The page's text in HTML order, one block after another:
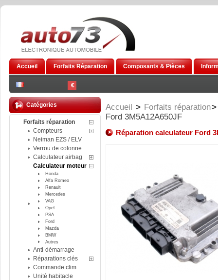
€
Accueil Forfaits Réparation Composants & Pièces
Catégories
Forfaits réparation
Compteurs
Neiman EZS / ELV
Verrou de colonne
Calculateur airbag
Calculateur moteur
Honda
Alfa Romeo
Renault
Mercedes
VAG
Opel
PSA
Ford
Mazda
BMW
Autres
Anti-démarrage
Réparations clés
Commande clim
Unité habitacle
Accueil > Forfaits réparation>
Ford 3M5A12A650JF
Réparation calculateur Ford